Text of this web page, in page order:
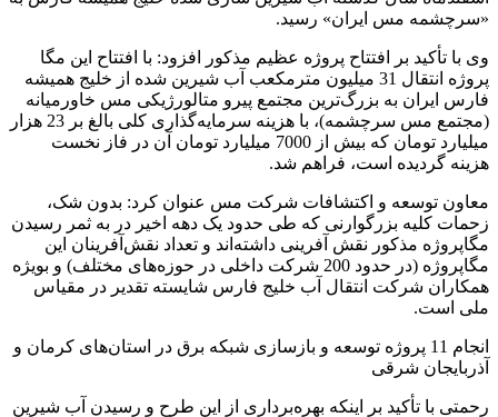
«سرچشمه مس ایران» رسید.
وی با تأکید بر افتتاح پروژه عظیم مذکور افزود: با افتتاح این مگا
پروژه انتقال 31 میلیون مترمکعب آب شیرین شده از خلیج همیشه
فارس ایران به بزرگ‌ترین مجتمع پیرو متالورژیکی مس خاورمیانه
(مجتمع مس سرچشمه)، با هزینه سرمایه‌گذاری کلی بالغ بر 23 هزار
میلیارد تومان که بیش از 7000 میلیارد تومان آن در فاز نخست
هزینه گردیده است، فراهم شد.
معاون توسعه و اکتشافات شرکت مس عنوان کرد: بدون شک،
زحمات کلیه بزرگوارنی که طی حدود یک دهه اخیر در به ثمر رسیدن
مگاپروژه مذکور نقش آفرینی داشته‌اند و تعداد نقش‌آفرینان این
مگاپروژه (در حدود 200 شرکت داخلی در حوزه‌های مختلف) و بویژه
همکاران شرکت انتقال آب خلیج فارس شایسته تقدیر در مقیاس
ملی است.
انجام 11 پروژه توسعه و بازسازی شبکه برق در استان‌های کرمان و
آذربایجان شرقی
رحمتی با تأکید بر اینکه بهره‌برداری از این طرح و رسیدن آب شیرین